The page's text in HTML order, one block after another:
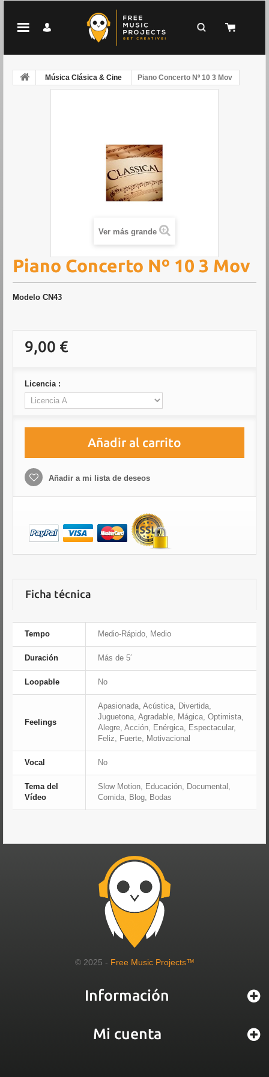
Música Clásica & Cine Piano Concerto Nº 10 3 Mov
Ver más grande
Piano Concerto Nº 10 3 Mov
Modelo CN43
9,00 €
Licencia :
Añadir al carrito
Añadir a mi lista de deseos
Ficha técnica
Tempo Medio-Rápido, Medio
Duración Más de 5´
Loopable No
Feelings
Apasionada, Acústica, Divertida,
Juguetona, Agradable, Mágica, Optimista,
Alegre, Acción, Enérgica, Espectacular,
Feliz, Fuerte, Motivacional
Vocal No
Tema del
Vídeo
Slow Motion, Educación, Documental,
Comida, Blog, Bodas
© 2025 - Free Music Projects™
Información
Mi cuenta